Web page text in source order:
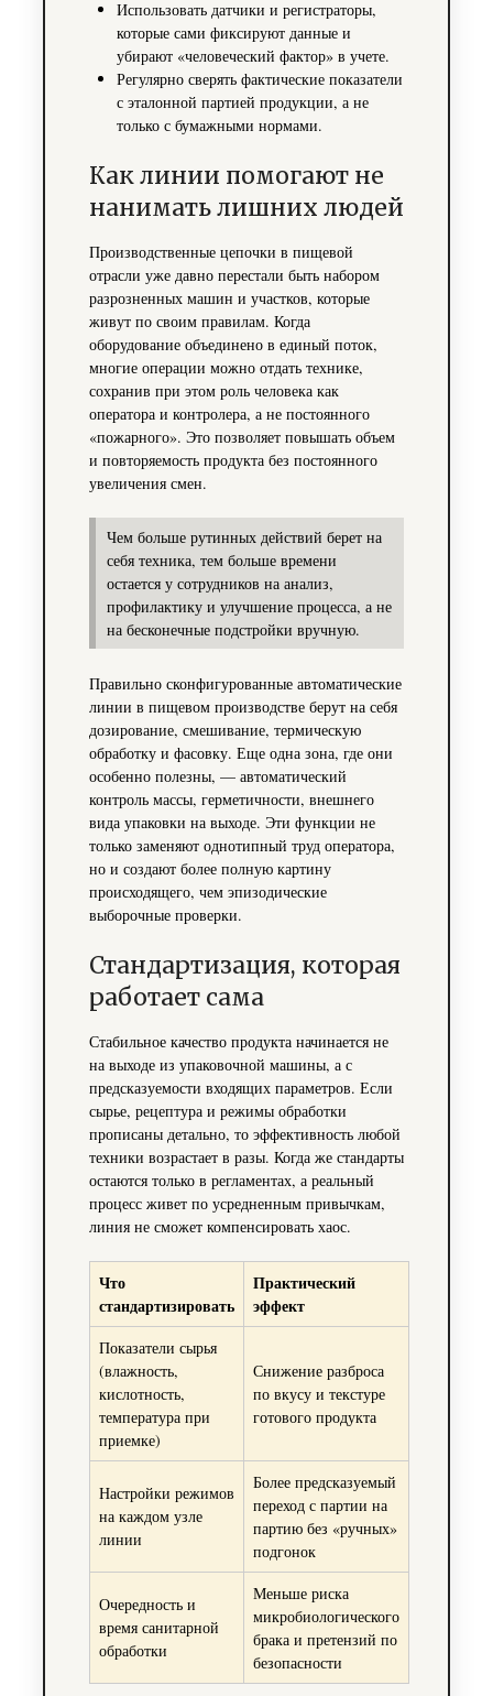
Использовать датчики и регистраторы,
которые сами фиксируют данные и
убирают «человеческий фактор» в учете.
Регулярно сверять фактические показатели
с эталонной партией продукции, а не
только с бумажными нормами.
Как линии помогают не
нанимать лишних людей
Производственные цепочки в пищевой
отрасли уже давно перестали быть набором
разрозненных машин и участков, которые
живут по своим правилам. Когда
оборудование объединено в единый поток,
многие операции можно отдать технике,
сохранив при этом роль человека как
оператора и контролера, а не постоянного
«пожарного». Это позволяет повышать объем
и повторяемость продукта без постоянного
увеличения смен.
Чем больше рутинных действий берет на
себя техника, тем больше времени
остается у сотрудников на анализ,
профилактику и улучшение процесса, а не
на бесконечные подстройки вручную.
Правильно сконфигурованные автоматические
линии в пищевом производстве берут на себя
дозирование, смешивание, термическую
обработку и фасовку. Еще одна зона, где они
особенно полезны, — автоматический
контроль массы, герметичности, внешнего
вида упаковки на выходе. Эти функции не
только заменяют однотипный труд оператора,
но и создают более полную картину
происходящего, чем эпизодические
выборочные проверки.
Стандартизация, которая
работает сама
Стабильное качество продукта начинается не
на выходе из упаковочной машины, а с
предсказуемости входящих параметров. Если
сырье, рецептура и режимы обработки
прописаны детально, то эффективность любой
техники возрастает в разы. Когда же стандарты
остаются только в регламентах, а реальный
процесс живет по усредненным привычкам,
линия не сможет компенсировать хаос.
Что
стандартизировать
Практический
эффект
Показатели сырья
(влажность,
кислотность,
температура при
приемке)
Снижение разброса
по вкусу и текстуре
готового продукта
Настройки режимов
на каждом узле
линии
Более предсказуемый
переход с партии на
партию без «ручных»
подгонок
Очередность и
время санитарной
обработки
Меньше риска
микробиологического
брака и претензий по
безопасности